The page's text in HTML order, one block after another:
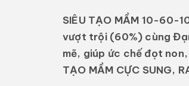
SIÊU TẠO MẦM 10-60-
vượt trội (60%) cùng
mẽ, giúp ức chế đọt
TẠO MẦM CỰC SUNG,